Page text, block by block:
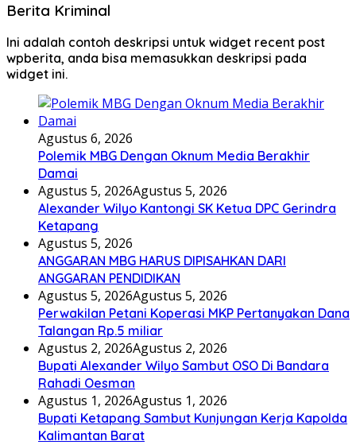
Berita Kriminal
Ini adalah contoh deskripsi untuk widget recent post
wpberita, anda bisa memasukkan deskripsi pada
widget ini.
Agustus 6, 2026
Polemik MBG Dengan Oknum Media Berakhir
Damai
Agustus 5, 2026Agustus 5, 2026
Alexander Wilyo Kantongi SK Ketua DPC Gerindra
Ketapang
Agustus 5, 2026
ANGGARAN MBG HARUS DIPISAHKAN DARI
ANGGARAN PENDIDIKAN
Agustus 5, 2026Agustus 5, 2026
Perwakilan Petani Koperasi MKP Pertanyakan Dana
Talangan Rp.5 miliar
Agustus 2, 2026Agustus 2, 2026
Bupati Alexander Wilyo Sambut OSO Di Bandara
Rahadi Oesman
Agustus 1, 2026Agustus 1, 2026
Bupati Ketapang Sambut Kunjungan Kerja Kapolda
Kalimantan Barat